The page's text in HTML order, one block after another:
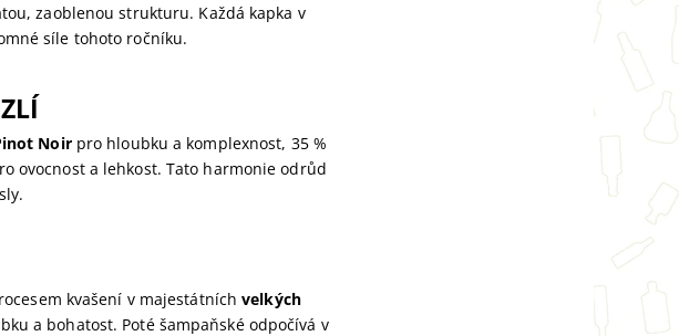
zaoblenou strukturu. Každá kapka v
síle tohoto ročníku.
Noirpro hloubku a komplexnost, 35 %
ovocnost a lehkost. Tato harmonie odrůd
kvašení v majestátníchvelkých
a bohatost. Poté šampaňské odpočívá v